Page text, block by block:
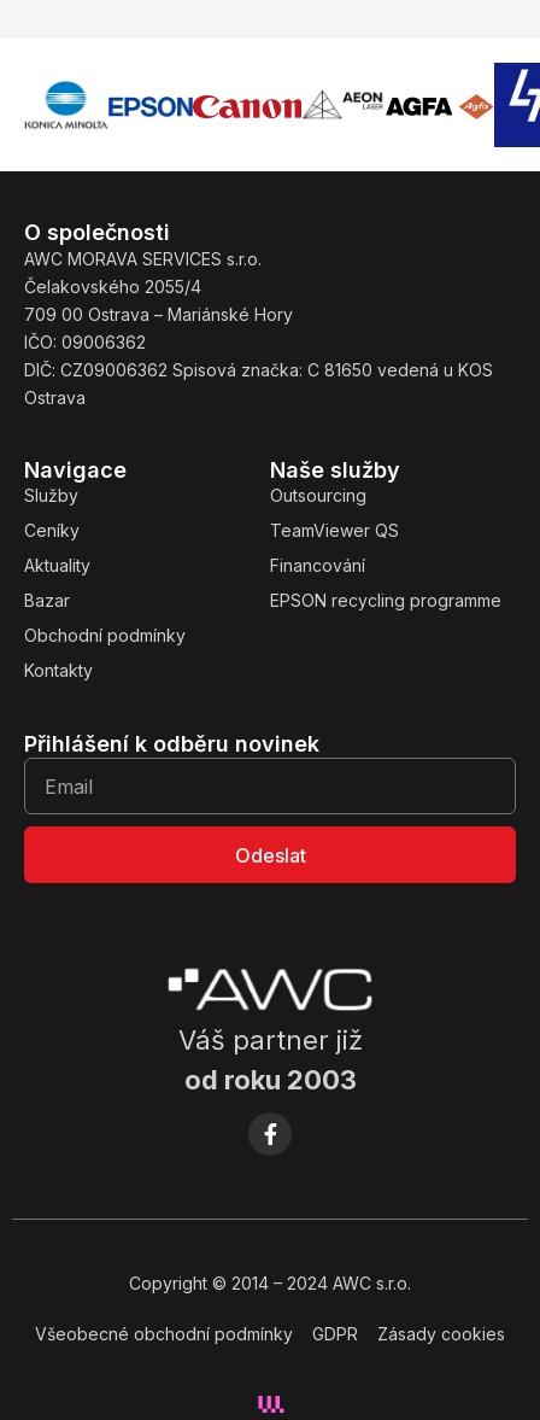
Váš partner již
od roku 2003
Naše služby
Outsourcing
TeamViewer QS
Financování
EPSON recycling programme
Navigace
Služby
Ceníky
Aktuality
Bazar
Obchodní podmínky
Kontakty
O společnosti
AWC MORAVA SERVICES s.r.o.
Čelakovského 2055/4
709 00 Ostrava – Mariánské Hory
IČO: 09006362
DIČ: CZ09006362 Spisová značka: C 81650 vedená u KOS
Ostrava
Přihlášení k odběru novinek
Odeslat
Copyright © 2014 – 2024 AWC s.r.o.
Všeobecné obchodní podmínky GDPR Zásady cookies